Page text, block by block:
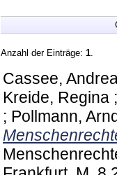
Anzahl der Einträge: 1
Cassee,
Kreide, Regina ;
; Pollmann,